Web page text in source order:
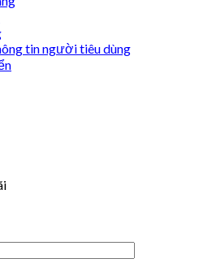
tin người tiêu dùng